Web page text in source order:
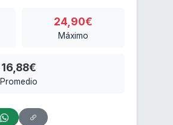
24,90€
Máximo
16,88€
Promedio